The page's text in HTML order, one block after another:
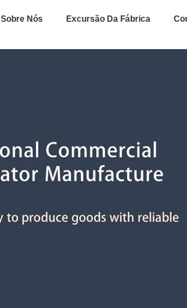
Sobre Nós Excursão Da Fábrica